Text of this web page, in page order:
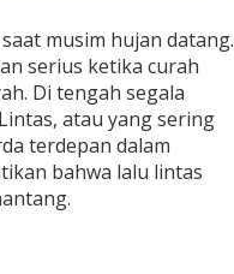
musim hujan datang.
serius ketika curah
Di tengah segala
atau yang sering
terdepan dalam
bahwa lalu lintas